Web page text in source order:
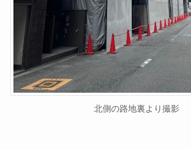
北側の路地裏より撮影